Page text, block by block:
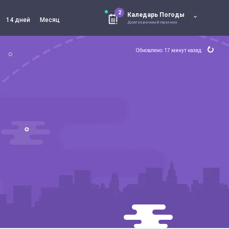
14 дней Месяц
2 Каледарь Погоды
Долгосрочный прогноз
Обновлено: 17 минут назад